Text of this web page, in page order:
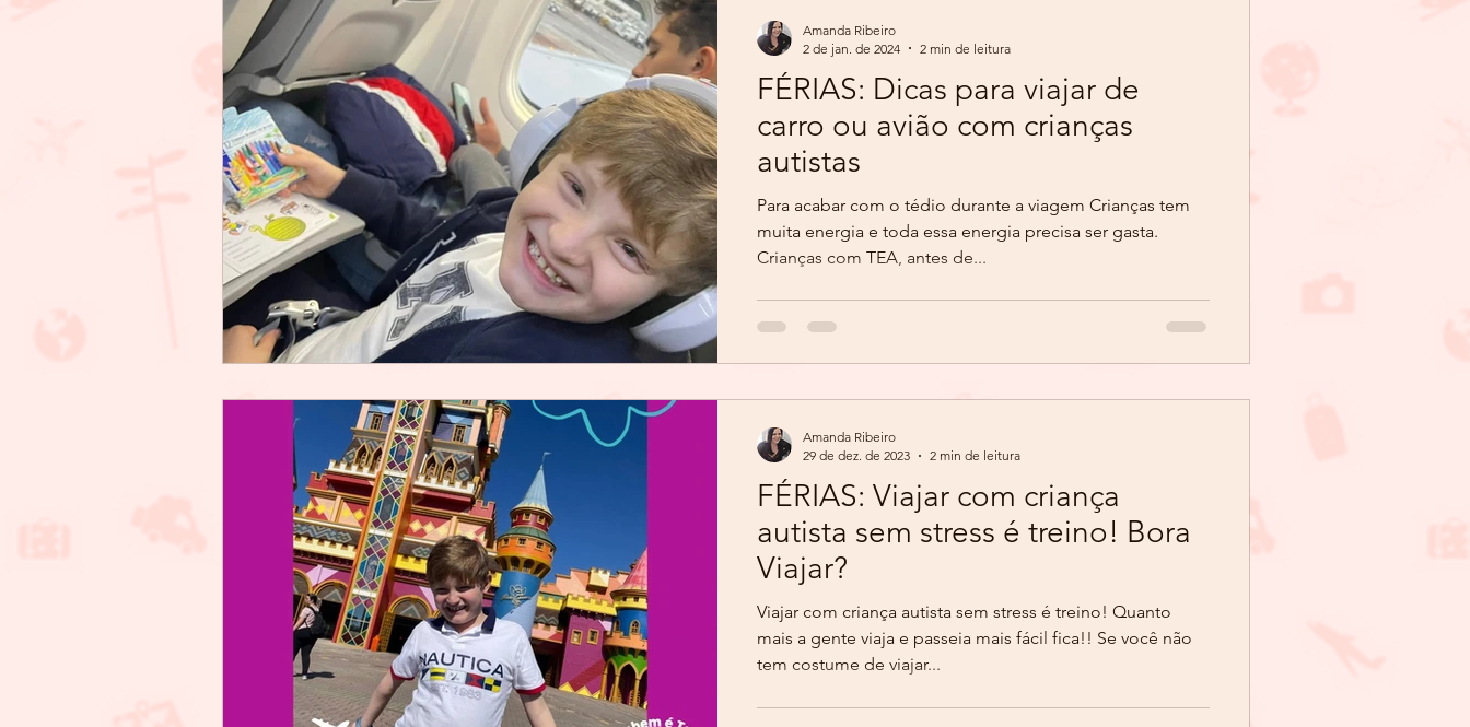
FÉRIAS: Dicas para viajar de
carro ou avião com crianças
autistas
Para acabar com o tédio durante a viagem Crianças tem
muita energia e toda essa energia precisa ser gasta.
Crianças com TEA, antes de...
Amanda Ribeiro
2 de jan. de 2024
2 min de leitura
FÉRIAS: Viajar com criança
autista sem stress é treino! Bora
Viajar?
Viajar com criança autista sem stress é treino! Quanto
mais a gente viaja e passeia mais fácil fica!! Se você não
tem costume de viajar...
Amanda Ribeiro
29 de dez. de 2023
2 min de leitura